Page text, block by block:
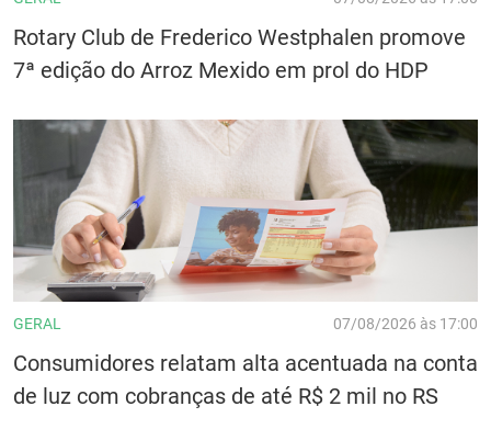
Rotary Club de Frederico Westphalen promove
7ª edição do Arroz Mexido em prol do HDP
GERAL 07/08/2026 às 17:00
Consumidores relatam alta acentuada na conta
de luz com cobranças de até R$ 2 mil no RS